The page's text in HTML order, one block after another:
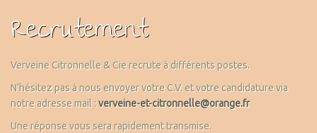
Recrutement
Verveine Citronnelle & Cie recrute à différents postes.
N’hésitez pas à nous envoyer votre C.V. et votre candidature via
notre adresse mail :verveine-et-citronnelle@orange.fr
Une réponse vous sera rapidement transmise.